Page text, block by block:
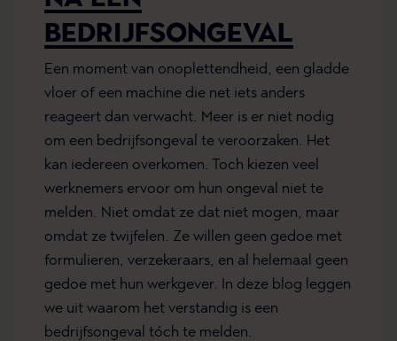
BEDRIJFSONGEVAL
Een moment van onoplettendheid, een gladde
vloer of een machine die net iets anders
reageert dan verwacht. Meer is er niet nodig
om een bedrijfsongeval te veroorzaken. Het
kan iedereen overkomen. Toch kiezen veel
werknemers ervoor om hun ongeval niet te
melden. Niet omdat ze dat niet mogen, maar
omdat ze twijfelen. Ze willen geen gedoe met
formulieren, verzekeraars, en al helemaal geen
gedoe met hun werkgever. In deze blog leggen
we uit waarom het verstandig is een
bedrijfsongeval tóch te melden.